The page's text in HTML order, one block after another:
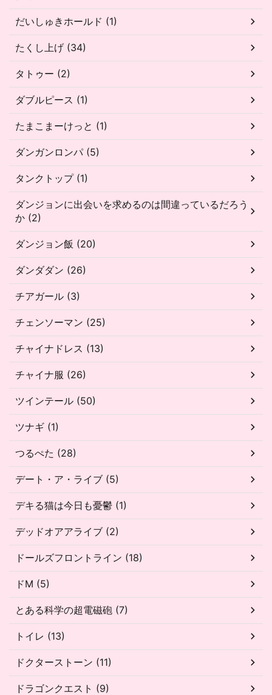
だいしゅきホールド (1)
たくし上げ (34)
タトゥー (2)
ダブルピース (1)
たまこまーけっと (1)
ダンガンロンパ (5)
タンクトップ (1)
ダンジョンに出会いを求めるのは間違っているだろう
か (2)
ダンジョン飯 (20)
ダンダダン (26)
チアガール (3)
チェンソーマン (25)
チャイナドレス (13)
チャイナ服 (26)
ツインテール (50)
ツナギ (1)
つるぺた (28)
デート・ア・ライブ (5)
デキる猫は今日も憂鬱 (1)
デッドオアアライブ (2)
ドールズフロントライン (18)
ドM (5)
とある科学の超電磁砲 (7)
トイレ (13)
ドクターストーン (11)
ドラゴンクエスト (9)